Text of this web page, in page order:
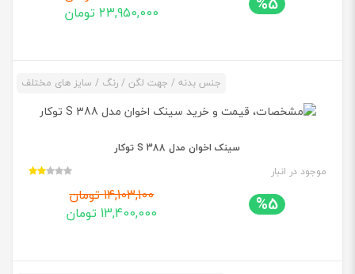
23,950,000 تومان
جنس بدنه / جهت لگن / رنگ / سایز های مختلف
سینک اخوان مدل 388 S توکار
موجود در انبار
%5
14,103,100 تومان
13,400,000 تومان